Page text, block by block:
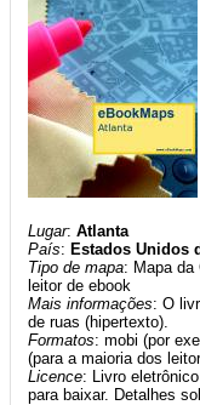
Lugar:Atlanta
País: Estados Unidos
Tipo de mapa: Mapa da
leitor de ebook
Mais informações: O
de ruas (hipertexto).
Formatos: mobi (por
(para a maioria dos
Licence: Livro
para baixar. Detalhes